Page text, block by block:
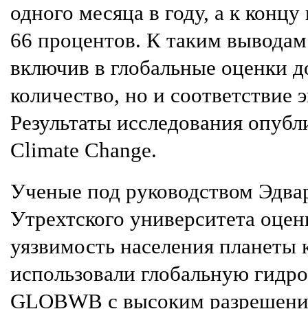
одного месяца в году, а к
66 процентов. К таким
включив в глобальные оценки
количество, но и
Результаты исследования
Climate Change.
Ученые под руководством
Утрехтского университета
уязвимость населения
использовали глобальную
GLOBWB с высоким